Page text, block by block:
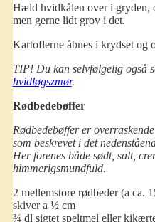
Hæld hvidkålen over i gryden,
men gerne lidt grov i det.
Kartoflerne åbnes i krydset og
TIP! Du kan selvfølgelig også
hvidløgszmør.
Rødbedebøffer
Rødbedebøffer er
som beskrevet i det
Her forenes både sødt, salt,
himmerigsmundfuld.
2 mellemstore rødbeder (a ca.
skiver a ½ cm
¾ dl sigtet speltmel eller